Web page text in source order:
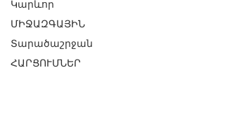
Կարևոր
ՄԻՋԱԶԳԱՅԻՆ
Տարածաշրջան
ՀԱՐՑՈՒՄՆԵՐ